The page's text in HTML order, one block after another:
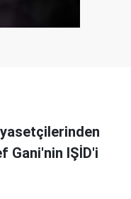
Gani'nin IŞİD'i